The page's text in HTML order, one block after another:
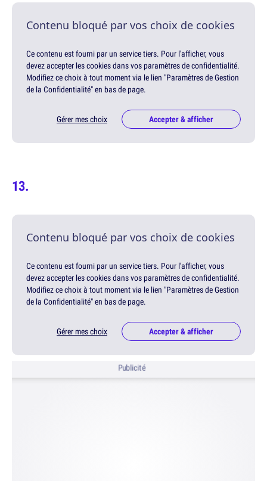
Contenu bloqué par vos choix de cookies
Ce contenu est fourni par un service tiers. Pour l'afficher, vous
devez accepter les cookies dans vos paramètres de confidentialité.
Modifiez ce choix à tout moment via le lien "Paramètres de Gestion
de la Confidentialité" en bas de page.
Gérer mes choix Accepter & afficher
Contenu bloqué par vos choix de cookies
Ce contenu est fourni par un service tiers. Pour l'afficher, vous
devez accepter les cookies dans vos paramètres de confidentialité.
Modifiez ce choix à tout moment via le lien "Paramètres de Gestion
de la Confidentialité" en bas de page.
Gérer mes choix Accepter & afficher
Publicité